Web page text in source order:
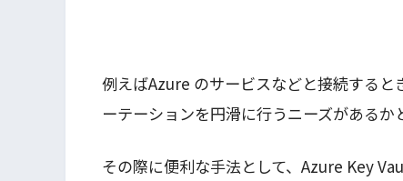
例えばAzure のサービスなどと接続する
ーテーションを円滑に行うニーズがあるか
その際に便利な手法として、Azure Key